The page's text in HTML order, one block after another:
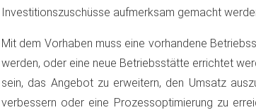
Investitionszuschüsse aufmerksam gemacht
Mit dem Vorhaben muss eine vorhandene
werden, oder eine neue Betriebsstätte errichtet
sein, das Angebot zu erweitern, den Umsatz
verbessern oder eine Prozessoptimierung zu